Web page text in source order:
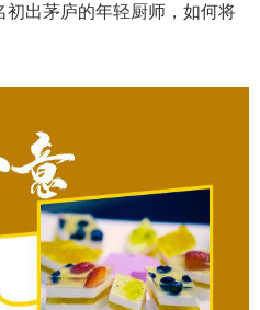
出茅庐的年轻厨师，如何将